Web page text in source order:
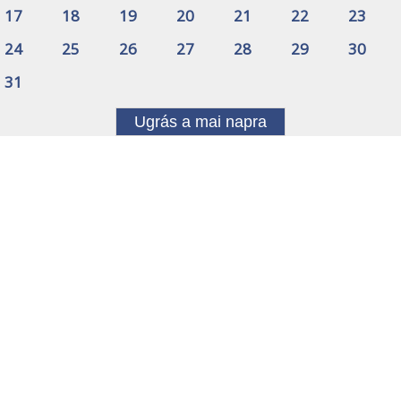
17
18 19 20 21 22
23
24
25 26 27 28 29
30
31
Ugrás a mai napra